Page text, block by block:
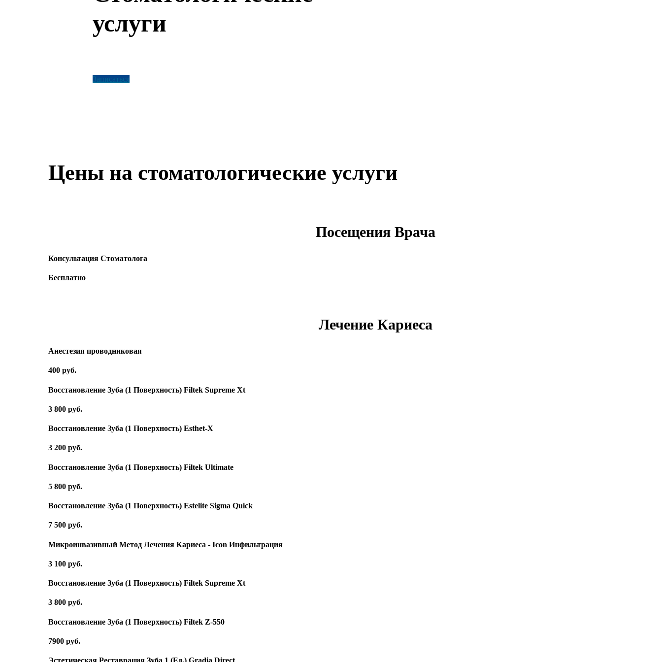
услуги
Записаться
Цены на стоматологические услуги
Посещения Врача
Консультация Стоматолога
Бесплатно
Лечение Кариеса
Анестезия проводниковая
400 руб.
Восстановление Зуба (1 Поверхность) Filtek Supreme Xt
3 800 руб.
Восстановление Зуба (1 Поверхность) Esthet-X
3 200 руб.
Восстановление Зуба (1 Поверхность) Filtek Ultimate
5 800 руб.
Восстановление Зуба (1 Поверхность) Estelite Sigma Quick
7 500 руб.
Микроинвазивный Метод Лечения Кариеса - Icon Инфильтрация
3 100 руб.
Восстановление Зуба (1 Поверхность) Filtek Supreme Xt
3 800 руб.
Восстановление Зуба (1 Поверхность) Filtek Z-550
7900 руб.